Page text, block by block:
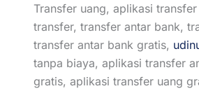
Transfer uang, aplikasi
transfer, transfer antar bank,
transfer antar bank gratis,
tanpa biaya, aplikasi transfer
gratis, aplikasi transfer uang